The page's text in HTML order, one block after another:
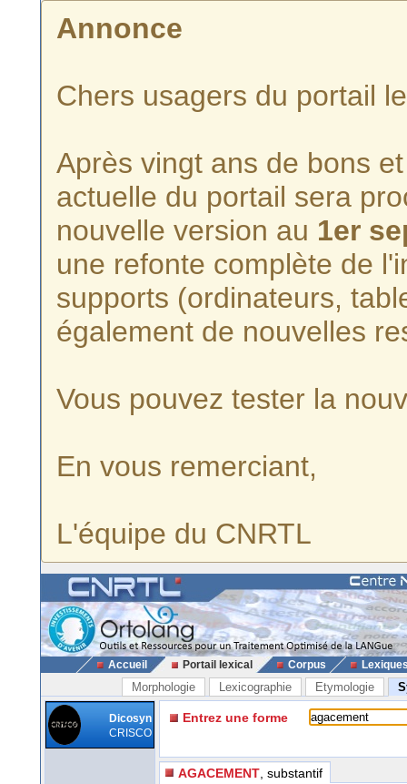
Annonce
Chers usagers du portail
Après vingt ans de bons
actuelle du portail sera
nouvelle version au 1er
une refonte complète de
supports (ordinateurs,
également de nouvelles
Vous pouvez tester la
En vous remerciant,
L'équipe du CNRTL
Accueil Portail lexical Corpus
Morphologie Lexicographie Etymologie
Dicosyn
CRISCO
Entrez une forme
AGACEMENT , substantif